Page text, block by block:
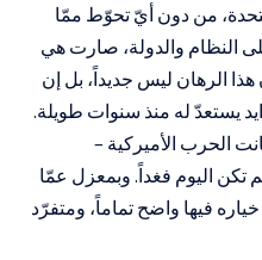
من دون أيّ تحوّط ممّا
النظام والدولة، صارت هي
الرهان ليس جديداً، بل إن
يستعدّ له منذ سنوات طويلة.
الحرب الأميركية –
تكن اليوم فغداً. وبمعزل عمّا
فيها واضح تماماً، ومتفرّد